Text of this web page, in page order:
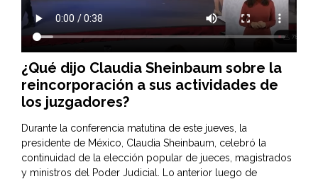
¿Qué dijo Claudia Sheinbaum sobre la
reincorporación a sus actividades de
los juzgadores?
Durante la conferencia matutina de este jueves, la
presidente de México, Claudia Sheinbaum, celebró la
continuidad de la elección popular de jueces, magistrados
y ministros del Poder Judicial. Lo anterior luego de